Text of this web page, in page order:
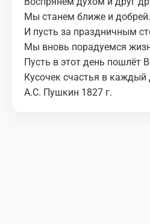
Мы станем ближе и добрей.
И пусть за праздничным
Мы вновь порадуемся
Пусть в этот день пошлёт
Кусочек счастья в каждый
А.С. Пушкин 1827 г.